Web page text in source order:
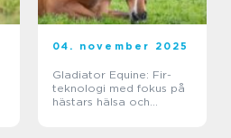
04. november 2025
Gladiator Equine: Fir-
teknologi med fokus på
hästars hälsa och